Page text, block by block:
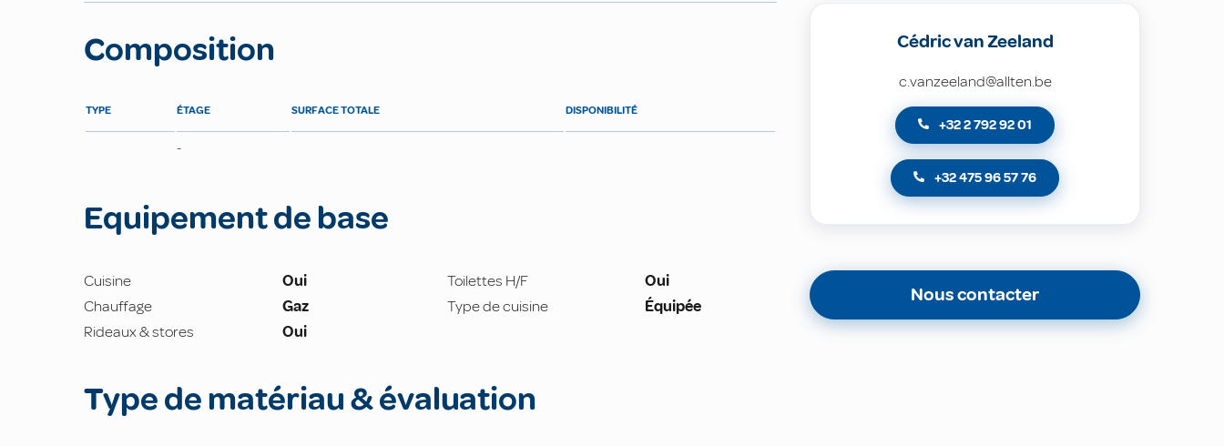
Composition
TYPE ÉTAGE SURFACE TOTALE DISPONIBILITÉ
-
Equipement de base
Cuisine Oui Toilettes H/F
Oui
Chauffage
Gaz Type de cuisine
Équipée
Rideaux & stores
Oui
Type de matériau & évaluation
Cédric van Zeeland
c.vanzeeland@allten.be
+32 2 792 92 01
+32 475 96 57 76
Nous contacter